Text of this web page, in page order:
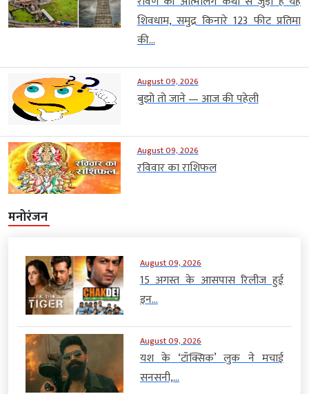
शिवधाम, समुद्र किनारे 123 फीट प्रतिमा
की...
August 09, 2026
बुझो तो जाने — आज की पहेली
August 09, 2026
रविवार का राशिफल
मनोरंजन
August 09, 2026
15 अगस्त के आसपास रिलीज हुई
इन...
August 09, 2026
यश के ‘टॉक्सिक’ लुक ने मचाई
सनसनी,...